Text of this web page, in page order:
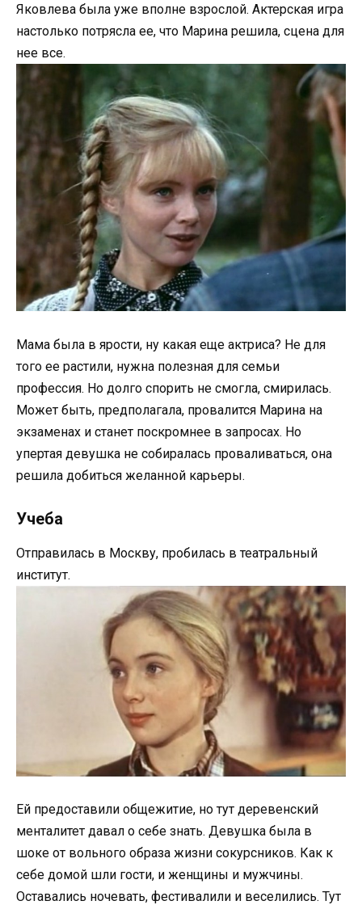
Яковлева была уже вполне взрослой. Актерская игра
настолько потрясла ее, что Марина решила, сцена для
нее все.
Мама была в ярости, ну какая еще актриса? Не для
того ее растили, нужна полезная для семьи
профессия. Но долго спорить не смогла, смирилась.
Может быть, предполагала, провалится Марина на
экзаменах и станет поскромнее в запросах. Но
упертая девушка не собиралась проваливаться, она
решила добиться желанной карьеры.
Учеба
Отправилась в Москву, пробилась в театральный
институт.
Ей предоставили общежитие, но тут деревенский
менталитет давал о себе знать. Девушка была в
шоке от вольного образа жизни сокурсников. Как к
себе домой шли гости, и женщины и мужчины.
Оставались ночевать, фестивалили и веселились. Тут